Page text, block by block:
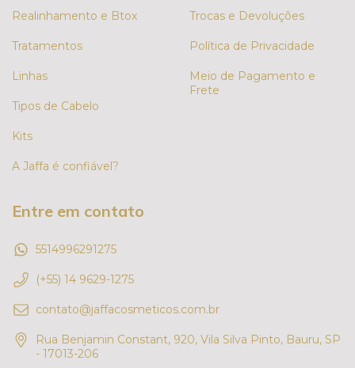
Realinhamento e Btox
Tratamentos
Linhas
Tipos de Cabelo
Kits
A Jaffa é confiável?
Trocas e Devoluções
Política de Privacidade
Meio de Pagamento e
Frete
Entre em contato
5514996291275
(+55) 14 9629-1275
contato@jaffacosmeticos.com.br
Rua Benjamin Constant, 920, Vila Silva Pinto, Bauru, SP
- 17013-206